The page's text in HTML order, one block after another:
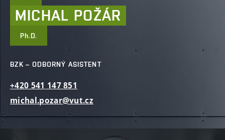
MICHAL POŽÁR
Ph.D.
BZK – ODBORNÝ ASISTENT
+420 541 147851
michal.pozar@vut.cz